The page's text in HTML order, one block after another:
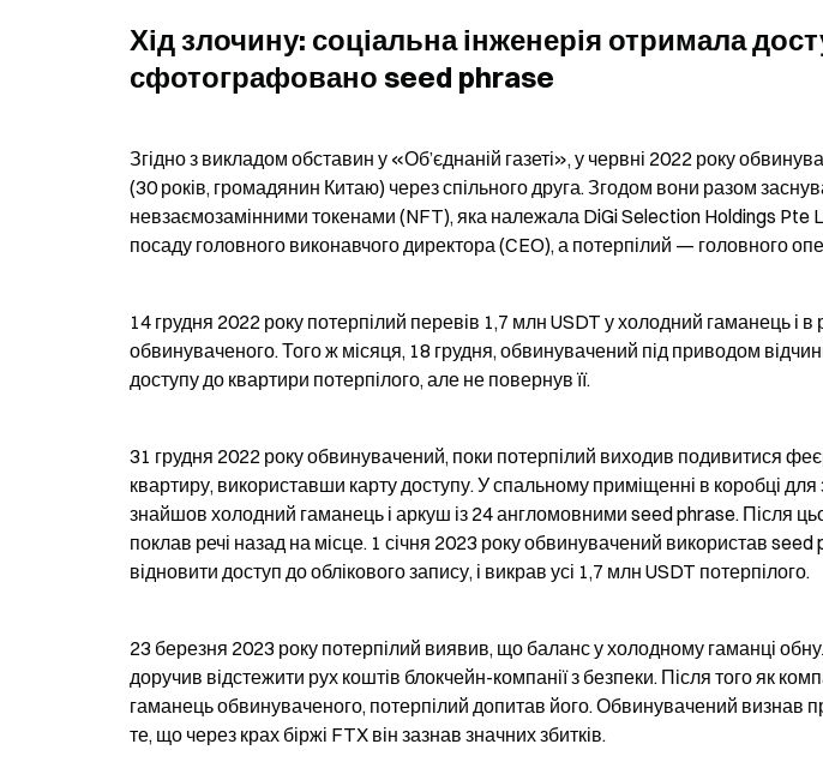
Хід злочину: соціальна інженерія отримала
сфотографовано seed phrase
Згідно з викладом обставин у «Об’єднаній газеті», у червні 2022 року
(30 років, громадянин Китаю) через спільного друга. Згодом вони разом
невзаємозамінними токенами (NFT), яка належала DiGi Selection Holdings Pte
посаду головного виконавчого директора (CEO), а потерпілий — головного
14 грудня 2022 року потерпілий перевів 1,7 млн USDT у холодний гаманець і
обвинуваченого. Того ж місяця, 18 грудня, обвинувачений під приводом
доступу до квартири потерпілого, але не повернув її.
31 грудня 2022 року обвинувачений, поки потерпілий виходив подивитися
квартиру, використавши карту доступу. У спальному приміщенні в коробці для
знайшов холодний гаманець і аркуш із 24 англомовними seed phrase. Після
поклав речі назад на місце. 1 січня 2023 року обвинувачений використав
відновити доступ до облікового запису, і викрав усі 1,7 млн USDT потерпілого.
23 березня 2023 року потерпілий виявив, що баланс у холодному гаманці
доручив відстежити рух коштів блокчейн-компанії з безпеки. Після того як
гаманець обвинуваченого, потерпілий допитав його. Обвинувачений визнав
те, що через крах біржі FTX він зазнав значних збитків.